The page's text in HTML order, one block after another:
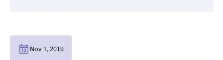
Nov 1, 2019